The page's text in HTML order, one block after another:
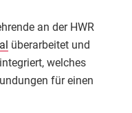
an der HWR
überarbeitet und
welches
für einen